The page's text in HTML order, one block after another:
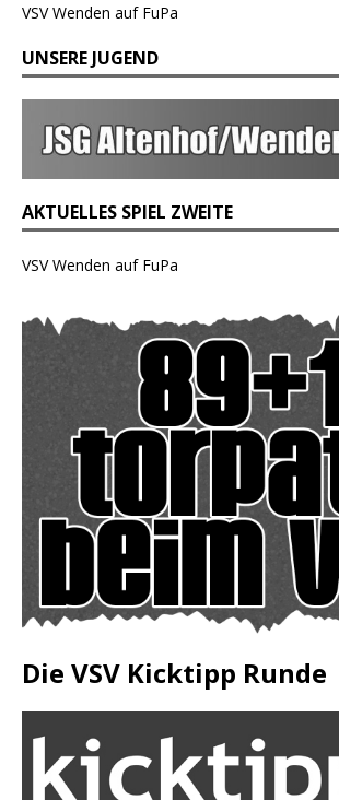
VSV Wenden auf FuPa
UNSERE JUGEND
AKTUELLES SPIEL ZWEITE
VSV Wenden auf FuPa
Die VSV Kicktipp Runde